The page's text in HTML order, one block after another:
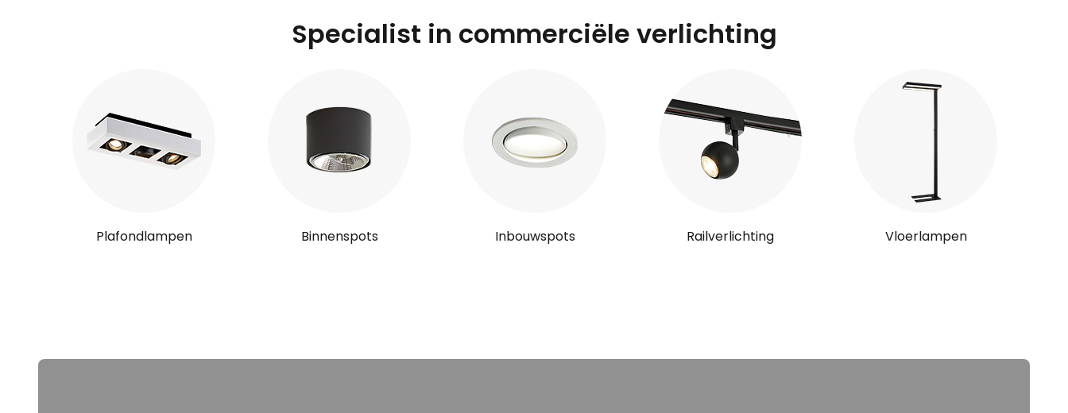
Specialist in commerciële verlichting
Plafondlampen Binnenspots Inbouwspots Railverlichting Vloerlampen